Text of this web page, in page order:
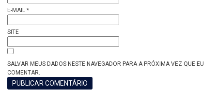
E-MAIL *
SITE
SALVAR MEUS DADOS NESTE NAVEGADOR PARA A PRÓXIMA VEZ QUE EU
COMENTAR.